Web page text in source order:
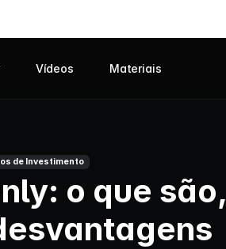
Vídeos Materiais
de Investimento
o que são,